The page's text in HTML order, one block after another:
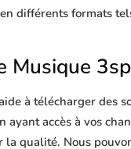
différents formats
Musique
à télécharger des
accès à vos
qualité. Nous